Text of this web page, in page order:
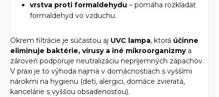
vrstva proti formaldehydu – pomáha rozkladať
formaldehyd vo vzduchu.
Okrem filtrácie je súčasťou aj UVC lampa, ktorá účinne
eliminuje baktérie, vírusy a iné mikroorganizmy a
zároveň podporuje neutralizáciu nepríjemných zápachov.
V praxi je to výhoda najmä v domácnostiach s vyššími
nárokmi na hygienu (deti, alergici, domáce zvieratá,
kancelárie s vyššou obsadenosťou).